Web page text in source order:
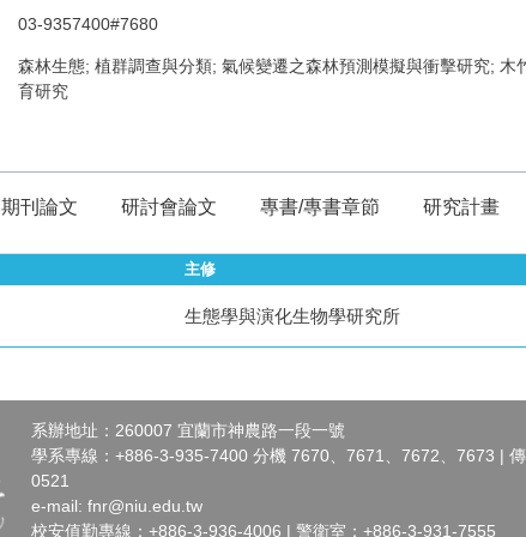
03-9357400#7680
森林生態; 植群調查與分類; 氣候變遷之森林預測模擬與衝擊研究; 木
育研究
期刊論文 研討會論文 專書/專書章節 研究計畫
主修
生態學與演化生物學研究所
系辦地址：260007 宜蘭市神農路一段一號
學系專線：+886-3-935-7400 分機 7670、7671、7672、7673 |
0521
e-mail:fnr@niu.edu.tw
校安值勤專線：+886-3-936-4006 | 警衛室：+886-3-931-7555